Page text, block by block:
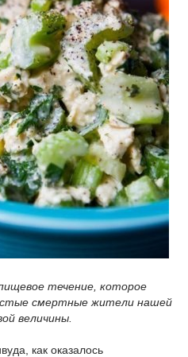
течение, которое
смертные жители нашей
величины.
как оказалось